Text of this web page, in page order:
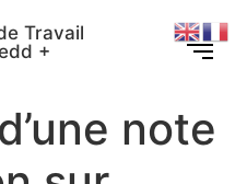
Travail
+
note